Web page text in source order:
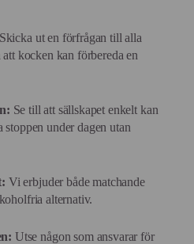
Skicka ut en förfrågan till alla
kocken kan förbereda en
Se till att sällskapet enkelt kan
under dagen utan
Vi erbjuder både matchande
alternativ.
Utse någon som ansvarar för